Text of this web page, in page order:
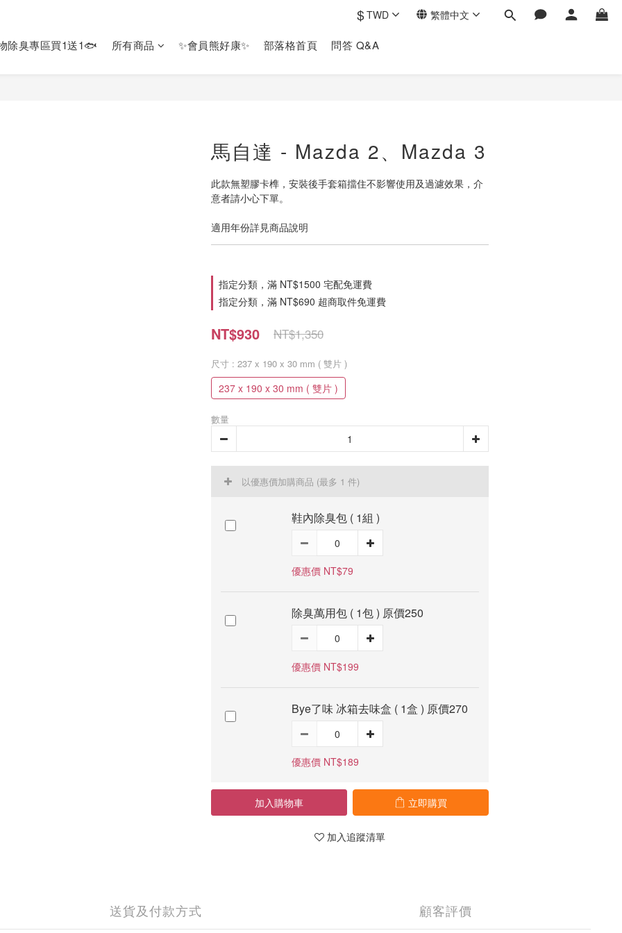
$TWD 繁體中文
除臭專區買1送1🐟 所有商品 ✨會員熊好康✨ 部落格首頁 問答 Q&A
馬自達 - Mazda 2、Mazda 3
此款無塑膠卡榫，安裝後手套箱擋住不影響使用及過濾效果，介
意者請小心下單。
適用年份詳見商品說明
指定分類，滿 NT$1500 宅配免運費
指定分類，滿 NT$690 超商取件免運費
NT$930 NT$1,350
尺寸 : 237 x 190 x 30 mm ( 雙片 )
237 x 190 x 30 mm ( 雙片 )
數量
以優惠價加購商品 (最多 1 件)
鞋內除臭包 ( 1組 )
優惠價 NT$79
除臭萬用包 ( 1包 ) 原價250
優惠價 NT$199
Bye了味 冰箱去味盒 ( 1盒 ) 原價270
優惠價 NT$189
加入購物車 立即購買
加入追蹤清單
送貨及付款方式 顧客評價